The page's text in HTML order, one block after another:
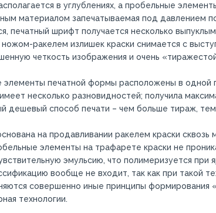
в углублениях, а пробельные
материалом запечатываемая под давлением
печатный шрифт получается несколько
ракелем излишек краски снимается с
четкость изображения и очень
элементы печатной формы расположены в одной
несколько разновидностей; получила
дешевый способ печати – чем больше тираж,
на продавливании ракелем краски сквозь
элементы на трафарете краски не
эмульсию, что полимеризуется при
вообще не входит, так как при такой
совершенно иные принципы формирования
технологии.